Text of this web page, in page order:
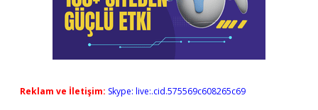
Reklam ve İletişim: Skype: live:.cid.575569c608265c69